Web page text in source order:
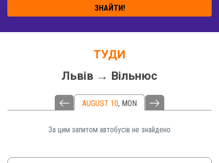
ЗНАЙТИ!
ТУДИ
Львів → Вільнюс
AUGUST 10, MON
За цим запитом автобусів не знайдено️